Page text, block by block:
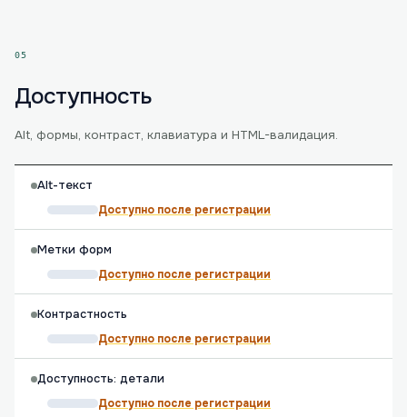
05
Доступность
Alt, формы, контраст, клавиатура и HTML-валидация.
Alt-текст
Доступно после регистрации
Метки форм
Доступно после регистрации
Контрастность
Доступно после регистрации
Доступность: детали
Доступно после регистрации